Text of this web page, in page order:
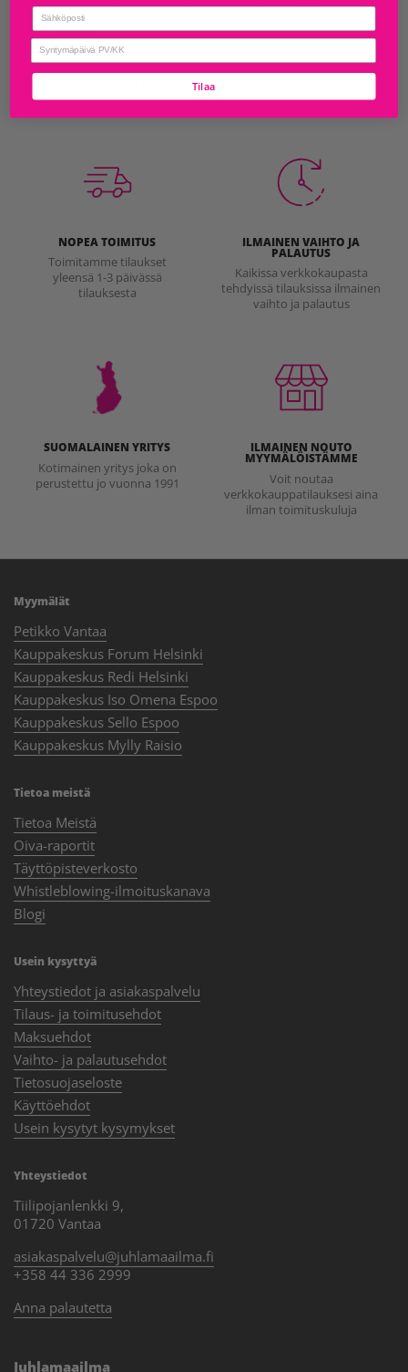
Juhlamaailma
Forum
Myymälän tiedot
Tavallisesti valmis 24 tunnissa
Tarkista saatavuus muissa myymälöissä
NOPEA TOIMITUS
Toimitamme tilaukset
yleensä 1-3 päivässä
tilauksesta
ILMAINEN VAIHTO JA
PALAUTUS
Kaikissa verkkokaupasta
tehdyissä tilauksissa ilmainen
vaihto ja palautus
SUOMALAINEN YRITYS
Kotimainen yritys joka on
perustettu jo vuonna 1991
ILMAINEN NOUTO
MYYMÄLÖISTÄMME
Voit noutaa
verkkokauppatilauksesi aina
ilman toimituskuluja
Myymälät
Petikko Vantaa
Kauppakeskus Forum Helsinki
Kauppakeskus Redi Helsinki
Kauppakeskus Iso Omena Espoo
Kauppakeskus Sello Espoo
Kauppakeskus Mylly Raisio
Tietoa meistä
Tietoa Meistä
Oiva-raportit
Täyttöpisteverkosto
Whistleblowing-ilmoituskanava
Blogi
Usein kysyttyä
Yhteystiedot ja asiakaspalvelu
Tilaus- ja toimitusehdot
Maksuehdot
Vaihto- ja palautusehdot
Tietosuojaseloste
Käyttöehdot
Usein kysytyt kysymykset
Yhteystiedot
Tiilipojanlenkki 9,
01720 Vantaa
asiakaspalvelu@juhlamaailma.fi
+358 44 336 2999
Anna palautetta
Juhlamaailma
Email
birthday
Tilaa